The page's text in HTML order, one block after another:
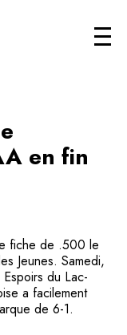
en fin
fiche de .500 le
Jeunes. Samedi,
du Lac-
a facilement
de 6-1.